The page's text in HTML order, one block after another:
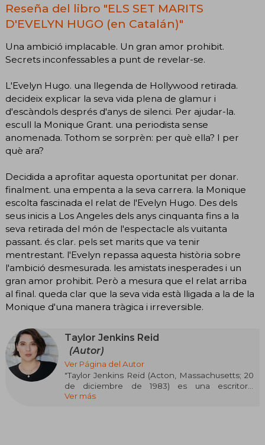
Reseña del libro "ELS SET MARITS
D'EVELYN HUGO (en Catalán)"
Una ambició implacable. Un gran amor prohibit.
Secrets inconfessables a punt de revelar-se.
L'Evelyn Hugo. una llegenda de Hollywood retirada.
decideix explicar la seva vida plena de glamur i
d'escàndols després d'anys de silenci. Per ajudar-la.
escull la Monique Grant. una periodista sense
anomenada. Tothom se sorprèn: per què ella? I per
què ara?
Decidida a aprofitar aquesta oportunitat per donar.
finalment. una empenta a la seva carrera. la Monique
escolta fascinada el relat de l'Evelyn Hugo. Des dels
seus inicis a Los Angeles dels anys cinquanta fins a la
seva retirada del món de l'espectacle als vuitanta
passant. és clar. pels set marits que va tenir
mentrestant. l'Evelyn repassa aquesta història sobre
l'ambició desmesurada. les amistats inesperades i un
gran amor prohibit. Però a mesura que el relat arriba
al final. queda clar que la seva vida està lligada a la de la
Monique d'una manera tràgica i irreversible.
Taylor Jenkins Reid
(Autor)
Ver Página del Autor
"Taylor Jenkins Reid (Acton, Massachusetts; 20
de diciembre de 1983) es una escritora,
productora de televisión y guionista
Ver más